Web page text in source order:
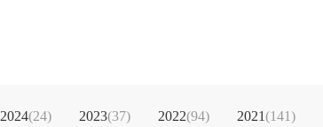
2024(24) 2023(37) 2022(94) 2021(141)